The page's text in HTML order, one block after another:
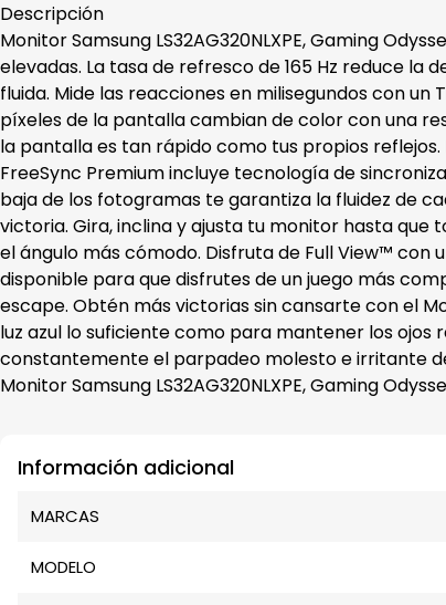
Descripción
Monitor Samsung LS32AG320NLXPE, Gaming
elevadas. La tasa de refresco de 165 Hz reduce
fluida. Mide las reacciones en milisegundos con un
píxeles de la pantalla cambian de color con una
la pantalla es tan rápido como tus propios reflejos.
FreeSync Premium incluye tecnología de
baja de los fotogramas te garantiza la fluidez de
victoria. Gira, inclina y ajusta tu monitor hasta
el ángulo más cómodo. Disfruta de Full View™ con
disponible para que disfrutes de un juego más
escape. Obtén más victorias sin cansarte con el
luz azul lo suficiente como para mantener los
constantemente el parpadeo molesto e irritante
Monitor Samsung LS32AG320NLXPE, Gaming
Información adicional
MARCAS
MODELO